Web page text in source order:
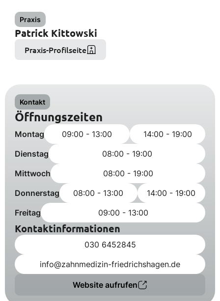
Praxis
Patrick Kittowski
Praxis-Profilseite
Kontakt
Öffnungszeiten
Montag 09:00 - 13:00
14:00 - 19:00
Dienstag
08:00 - 19:00
Mittwoch
08:00 - 19:00
Donnerstag
08:00 - 13:00
14:00 - 19:00
Freitag
09:00 - 13:00
Kontaktinformationen
030 6452845
info@zahnmedizin-friedrichshagen.de
Website aufrufen